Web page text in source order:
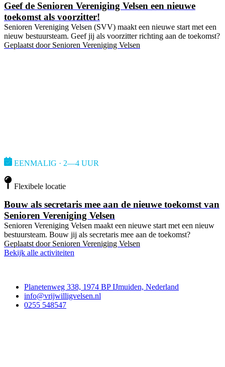
Geef de Senioren Vereniging Velsen een nieuwe
toekomst als voorzitter!
Senioren Vereniging Velsen (SVV) maakt een nieuwe start met een
nieuw bestuursteam. Geef jij als voorzitter richting aan de toekomst?
Geplaatst door Senioren Vereniging Velsen
EENMALIG · 2—4 UUR
Flexibele locatie
Bouw als secretaris mee aan de nieuwe toekomst van
Senioren Vereniging Velsen
Senioren Vereniging Velsen maakt een nieuwe start met een nieuw
bestuursteam. Bouw jij als secretaris mee aan de toekomst?
Geplaatst door Senioren Vereniging Velsen
Bekijk alle activiteiten
Planetenweg 338, 1974 BP IJmuiden, Nederland
info@vrijwilligvelsen.nl
0255 548547